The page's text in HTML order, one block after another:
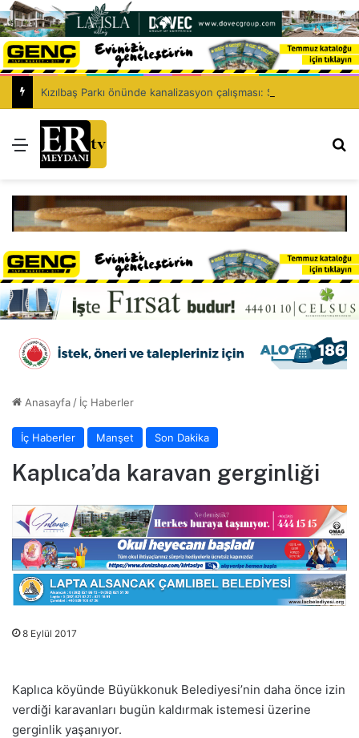
Menü
Anasayfa / İç Haberler
İç Haberler Manşet Son Dakika
Kaplıca’da karavan gerginliği
8 Eylül 2017
Kaplıca köyünde Büyükkonuk Belediyesi’nin daha önce izin
verdiği karavanları bugün kaldırmak istemesi üzerine
gerginlik yaşanıyor.